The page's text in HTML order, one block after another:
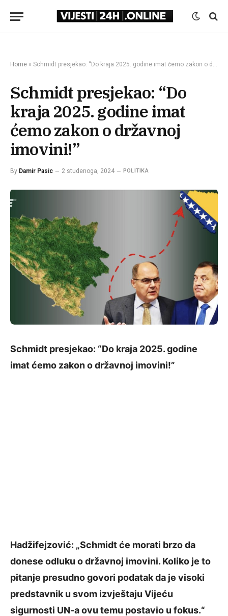
Home » Schmidt presjekao: “Do kraja 2025. godine imat ćemo zakon o državnoj imovini!”
Schmidt presjekao: “Do
kraja 2025. godine imat
ćemo zakon o državnoj
imovini!”
By Damir Pasic 2 studenoga, 2024 POLITIKA
Schmidt presjekao: “Do kraja 2025. godine
imat ćemo zakon o državnoj imovini!”
Hadžifejzović: „Schmidt će morati brzo da
donese odluku o državnoj imovini. Koliko je to
pitanje presudno govori podatak da je visoki
predstavnik u svom izvještaju Vijeću
sigurnosti UN-a ovu temu postavio u fokus.“